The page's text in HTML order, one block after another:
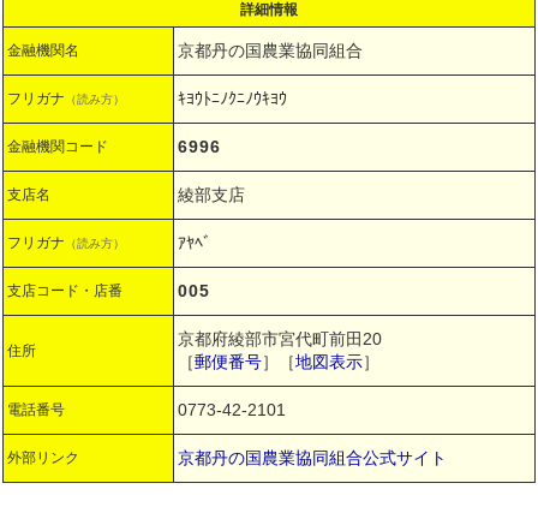
詳細情報
金融機関名 京都丹の国農業協同組合
フリガナ （読み方） ｷﾖｳﾄﾆﾉｸﾆﾉｳｷﾖｳ
金融機関コード 6996
支店名 綾部支店
フリガナ （読み方） ｱﾔﾍﾞ
支店コード・店番 005
住所
京都府綾部市宮代町前田20
［郵便番号］［地図表示］
電話番号 0773-42-2101
外部リンク 京都丹の国農業協同組合公式サイト